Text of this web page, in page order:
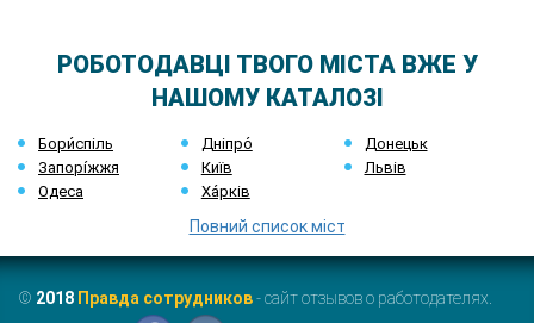
РОБОТОДАВЦІ ТВОГО МІСТА ВЖЕ У
НАШОМУ КАТАЛОЗІ
Бори́спіль Дніпро́
Донецьк
Запорі́жжя
Київ
Львів
Одеса
Ха́рків
Повний список міст
© 2018 Правда сотрудников- сайт отзывов о работодателях.